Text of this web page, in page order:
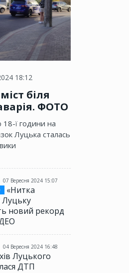
18:12
біля
ФОТО
18-ї години на
Луцька сталась
07 Вересня 2024 15:07
«Нитка
Луцьку
новий рекорд
04 Вересня 2024 16:48
Луцького
ДТП